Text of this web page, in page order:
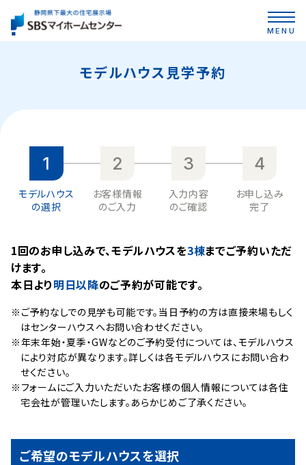
MENU
モデルハウス見学予約
1
モデルハウス
の選択
2
お客様情報
のご入力
3
入力内容
のご確認
4
お申し込み
完了
1回のお申し込みで、モデルハウスを3棟までご予約いただ
けます。
本⽇より明日以降のご予約が可能です。
※ご予約なしでの見学も可能です。当日予約の方は直接来場もしく
はセンターハウスへお問い合わせください。
※年末年始・夏季・GWなどのご予約受付については、モデルハウス
により対応が異なります。詳しくは各モデルハウスにお問い合わ
せください。
※フォームにご入力いただいたお客様の個人情報については各住
宅会社が管理いたします。あらかじめご了承ください。
ご希望のモデルハウスを選択